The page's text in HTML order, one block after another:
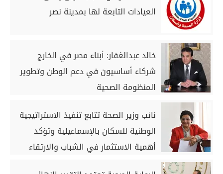
العيادات التابعة لها بمدينة نصر
خالد عبدالغفار: أبناء مصر في الخارج
شركاء أساسيون في دعم الوطن وتطوير
المنظومة الصحية
نائب وزير الصحة تتابع تنفيذ الاستراتيجية
الوطنية للسكان بالإسماعيلية وتؤكد
أهمية الاستثمار في الشباب والارتقاء